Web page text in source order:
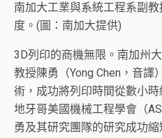
南加大工業與系統工程系副
度。(圖：南加大提供)
3D列印的商機無限。南加州
教授陳勇（Yong Chen，音譯
術，成功將列印時間從數小
地牙哥美國機械工程學會（
勇及其研究團隊的研究成功